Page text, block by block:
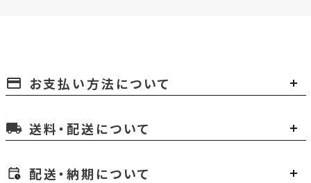
payment お支払い方法について
local_shipping 送料・配送について
配送・納期について